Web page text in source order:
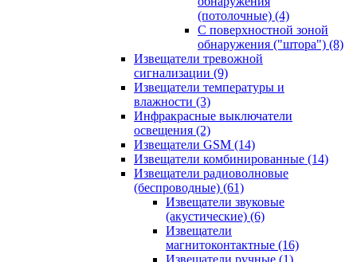
(потолочные) (4)
С поверхностной зоной
обнаружения ("штора") (8)
Извещатели тревожной
сигнализации (9)
Извещатели температуры и
влажности (3)
Инфракрасные выключатели
освещения (2)
Извещатели GSM (14)
Извещатели комбинированные (14)
Извещатели радиоволновые
(беспроводные) (61)
Извещатели звуковые
(акустические) (6)
Извещатели
магнитоконтактные (16)
Извещатели ручные (1)